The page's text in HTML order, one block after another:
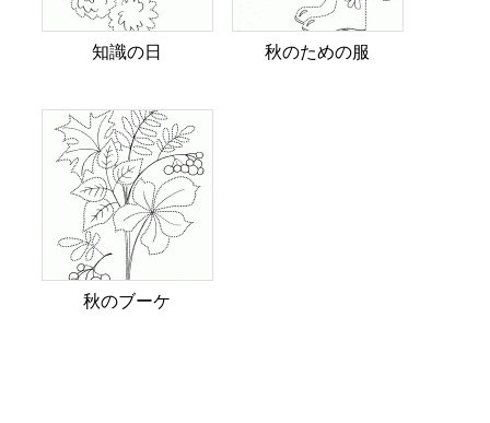
知識の日 秋のための服
秋のブーケ